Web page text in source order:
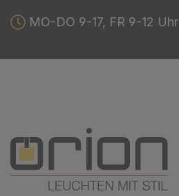
MO-DO 9-17, FR 9-12 Uhr